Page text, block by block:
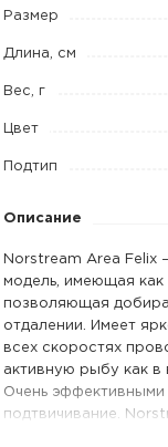
г
код
42
Размер
Длина, см
Вес, г
Цвет
Подтип
Описание
Norstream Area Felix
модель, имеющая как
позволяющая
отдалении. Имеет
всех скоростях
активную рыбу как в
Очень эффективными
подтвичивание.